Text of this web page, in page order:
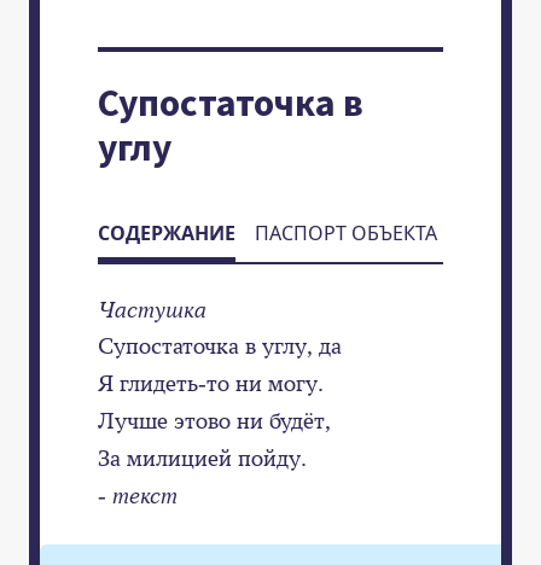
Супостаточка в
углу
СОДЕРЖАНИЕ ПАСПОРТ ОБЪЕКТА
Частушка
Супостаточка в углу, да
Я глидеть-то ни могу.
Лучше этово ни будёт,
За милицией пойду.
- текст